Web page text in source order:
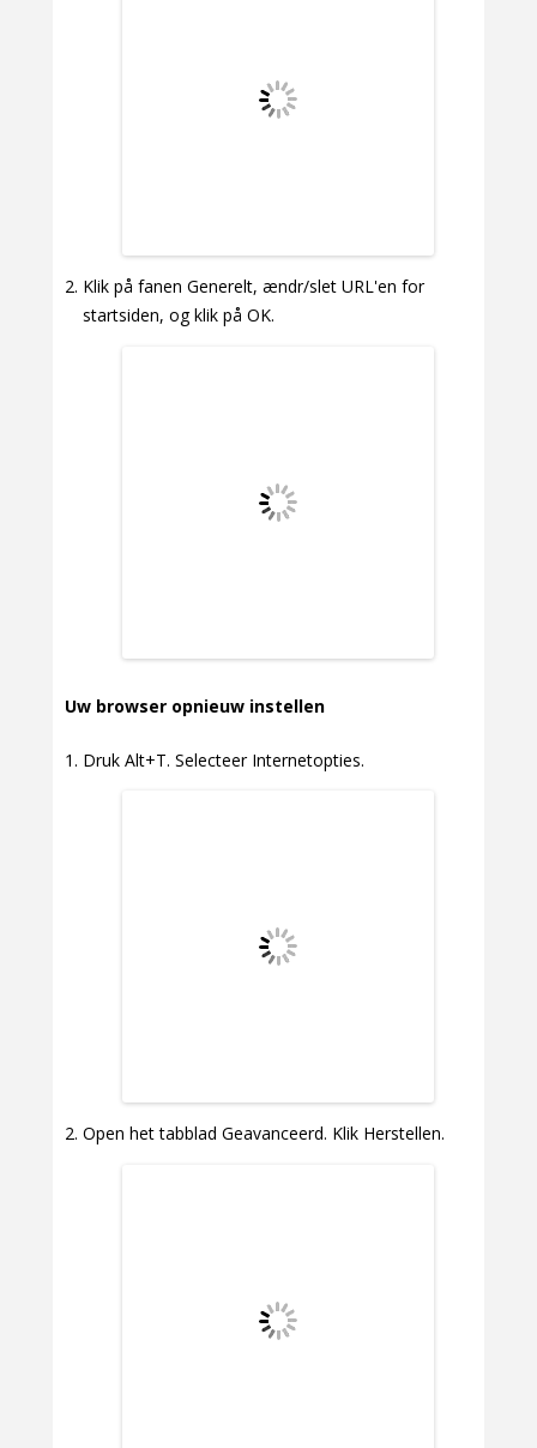
Klik på fanen Generelt, ændr/slet URL'en for
startsiden, og klik på OK.
Uw browser opnieuw instellen
Druk Alt+T. Selecteer Internetopties.
Open het tabblad Geavanceerd. Klik Herstellen.